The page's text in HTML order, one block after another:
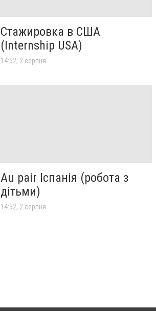
Стажировка в США
(Internship USA)
14:52, 2 серпня
Au pair Іспанія (робота з
дітьми)
14:52, 2 серпня